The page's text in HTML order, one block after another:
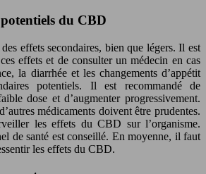
du CBD
effets secondaires, bien que légers. Il est
effets et de consulter un médecin en cas
la diarrhée et les changements d’appétit
potentiels. Il est recommandé de
dose et d’augmenter progressivement.
médicaments doivent être prudentes.
les effets du CBD sur l’organisme.
de santé est conseillé. En moyenne, il faut
les effets du CBD.